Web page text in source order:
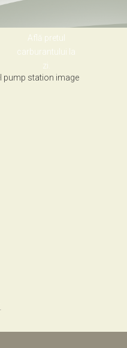
Află pretul
carburantului la
zi.